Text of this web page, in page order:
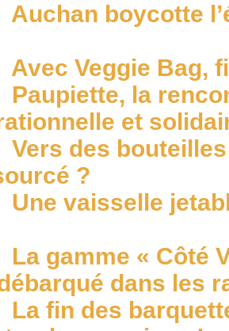
Auchan boycotte
Avec Veggie Bag,
Paupiette, la
et
Vers des
?
Une vaisselle
La gamme « Côté
dans les
La fin des